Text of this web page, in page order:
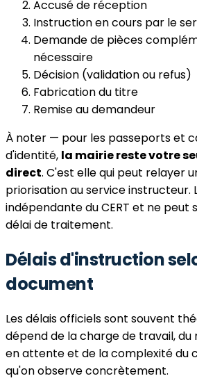
Accusé de réception
Instruction en cours par le
Demande de pièces
nécessaire
Décision (validation ou refus)
Fabrication du titre
Remise au demandeur
À noter — pour les passeports et
d'identité, la mairie reste votre
direct. C'est elle qui peut relayer
priorisation au service instructeur.
indépendante du CERT et ne peut
délai de traitement.
Délais d'instruction
document
Les délais officiels sont souvent
dépend de la charge de travail, du
en attente et de la complexité du
qu'on observe concrètement.